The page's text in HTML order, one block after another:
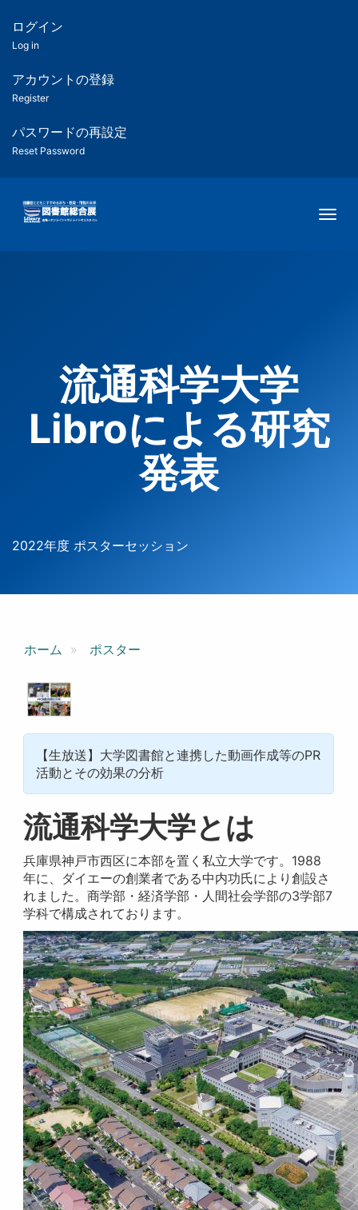
ツ
匿
名
ユ
ー
ー
用
メ
ログイン
Log in
アカウントの登録
Register
パスワードの再設定
Reset Password
流通科学大学
Libroによる研究
発表
2022年度 ポスターセッション
ホーム ポスター
【生放送】大学図書館と連携した動画作成等のPR
活動とその効果の分析
流通科学大学とは
兵庫県神戸市西区に本部を置く私立大学です。1988
年に、ダイエーの創業者である中内功氏により創設さ
れました。商学部・経済学部・人間社会学部の3学部7
学科で構成されております。